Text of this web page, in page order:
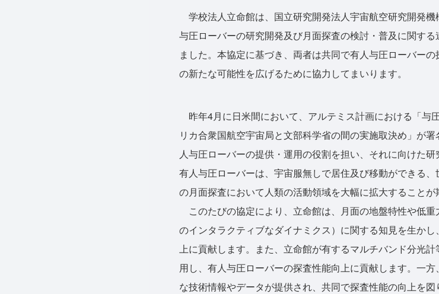
学校法人立命館は、国立研究開発法人宇宙航空研究開発
与圧ローバーの研究開発及び月面探査の検討・普及に関す
ました。本協定に基づき、両者は共同で有人与圧ローバー
の新たな可能性を広げるために協力してまいります。
昨年4月に日米間において、アルテミス計画における「与
リカ合衆国航空宇宙局と文部科学省の間の実施取決め」が
人与圧ローバーの提供・運用の役割を担い、それに向けた研
有人与圧ローバーは、宇宙服無しで居住及び移動ができる
の月面探査において人類の活動領域を大幅に拡大することが
このたびの協定により、立命館は、月面の地盤特性や低
のインタラクティブなダイナミクス）に関する知見を生か
上に貢献します。また、立命館が有するマルチバンド分光
用し、有人与圧ローバーの探査性能向上に貢献します。一
な技術情報やデータが提供され、共同で探査性能の向上を